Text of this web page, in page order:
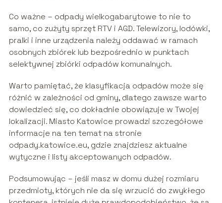
Co ważne – odpady wielkogabarytowe to nie to
samo, co zużyty sprzęt RTV i AGD. Telewizory, lodówki,
pralki i inne urządzenia należy oddawać w ramach
osobnych zbiórek lub bezpośrednio w punktach
selektywnej zbiórki odpadów komunalnych.
Warto pamiętać, że klasyfikacja odpadów może się
różnić w zależności od gminy, dlatego zawsze warto
dowiedzieć się, co dokładnie obowiązuje w Twojej
lokalizacji. Miasto Katowice prowadzi szczegółowe
informacje na ten temat na stronie
odpady.katowice.eu, gdzie znajdziesz aktualne
wytyczne i listy akceptowanych odpadów.
Podsumowując – jeśli masz w domu dużej rozmiaru
przedmioty, których nie da się wrzucić do zwykłego